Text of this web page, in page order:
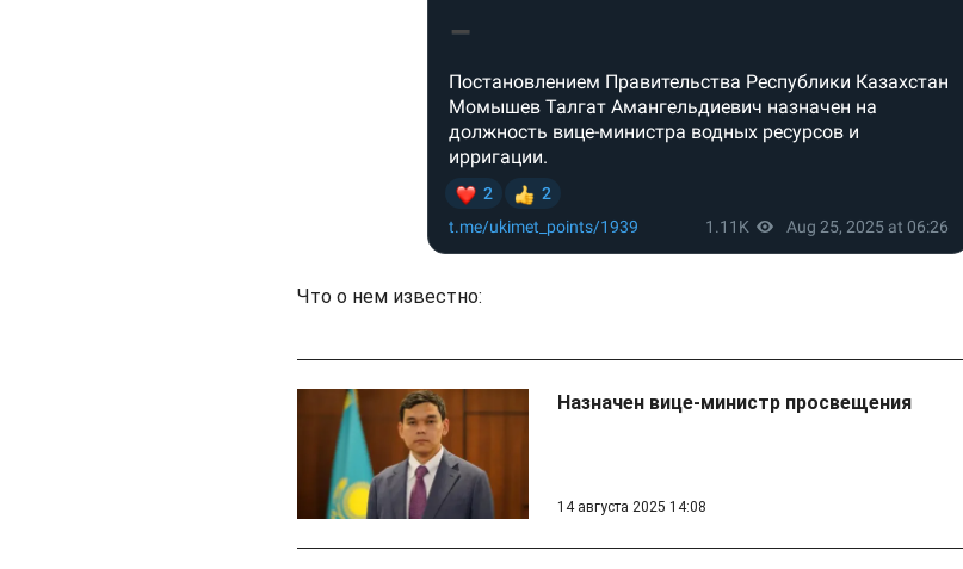
Что о нем известно:
Назначен вице-министр просвещения
14 августа 2025 14:08